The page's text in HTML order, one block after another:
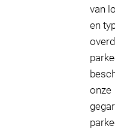
van
en
onze